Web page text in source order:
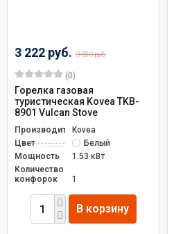
3 222 руб. 3 580 руб.
(0)
Горелка газовая
туристическая Kovea TKB-
8901 Vulcan Stove
ПроизводительKovea
Цвет
Белый
Мощность
1.53 кВт
Количество
конфорок
1
В корзину